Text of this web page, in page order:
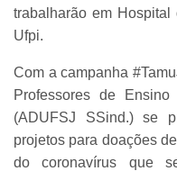
trabalharão em
Ufpi.
Com a campanha
Professores de
(ADUFSJ SSind.) se
projetos para doações
do coronavírus que